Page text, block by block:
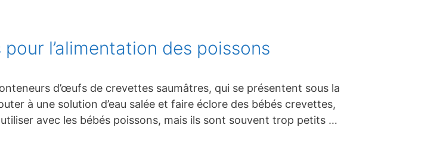
l’alimentation des poissons
d’œufs de crevettes saumâtres, qui se présentent sous la
à une solution d’eau salée et faire éclore des bébés crevettes,
utiliser avec les bébés poissons, mais ils sont souvent trop petits …